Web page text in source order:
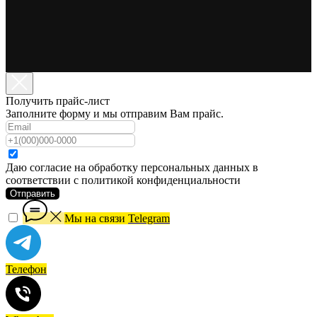
Получить прайс-лист
Заполните форму и мы отправим Вам прайс.
Даю согласие на обработку персональных данных в
соответствии с политикой конфиденциальности
Отправить
Мы на связи Telegram
Телефон